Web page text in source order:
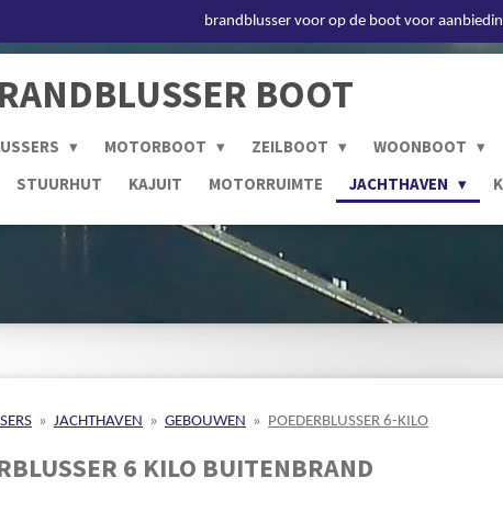
brandblusser voor op de boot voor
BOOT
MOTORBOOT ZEILBOOT WOONBOOT
STUURHUT KAJUIT MOTORRUIMTE JACHTHAVEN
» JACHTHAVEN » GEBOUWEN » POEDERBLUSSER 6-KILO
6 KILO BUITENBRAND